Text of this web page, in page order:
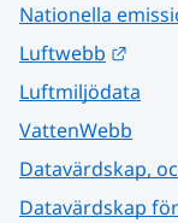
Nationella
Luftwebb
Luftmiljödata
VattenWebb
Datavärdskap,
Datavärdskap